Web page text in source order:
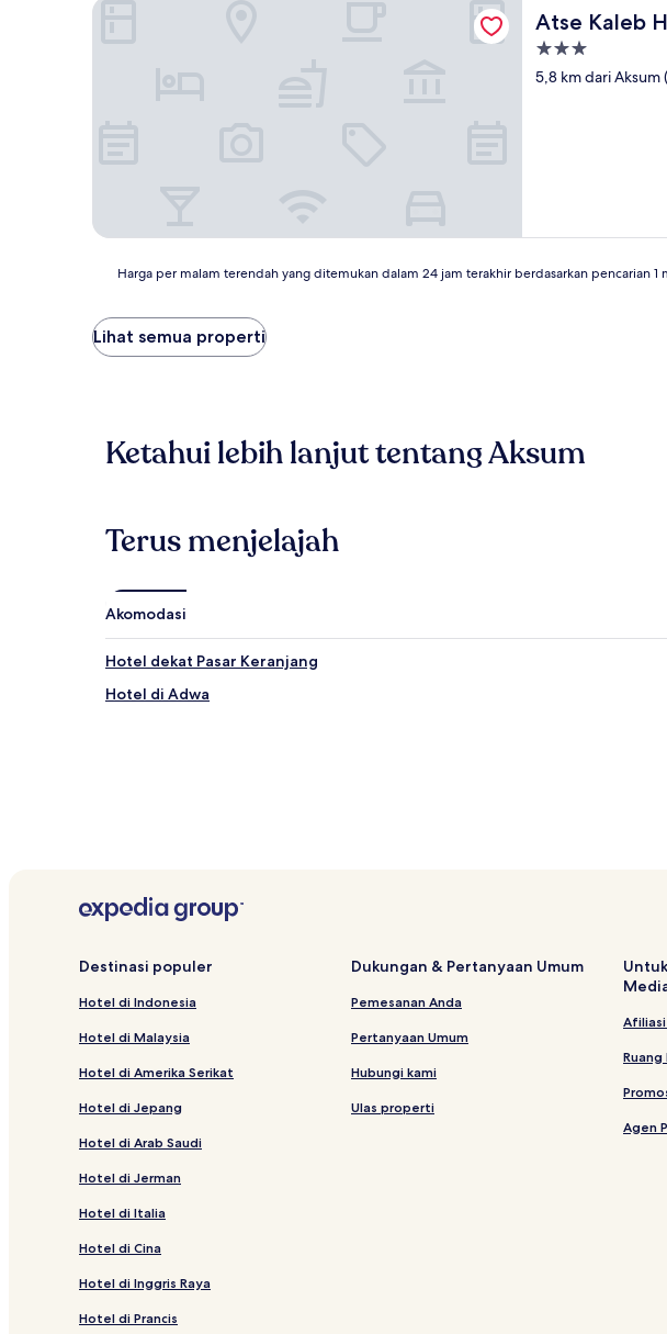
Atse Kaleb
Atse Kaleb Hotel
Properti
bintang
5,8 km dari Aksum
Atse Kaleb Hotel
Harga
terendah
yang
terakhir
malam
untuk
tamu
dewasa.
ketersediaan
dapat
berubah
Harga per malam terendah yang ditemukan dalam 24 jam terakhir berdasarkan pencarian
Lihat semua properti
Ketahui lebih lanjut tentang Aksum
Terus menjelajah
Akomodasi
Hotel dekat Pasar Keranjang
Hotel di Adwa
Destinasi populer
Hotel di Indonesia
Hotel di Malaysia
Hotel di Amerika Serikat
Hotel di Jepang
Hotel di Arab Saudi
Hotel di Jerman
Hotel di Italia
Hotel di Cina
Hotel di Inggris Raya
Hotel di Prancis
Dukungan & Pertanyaan Umum
Pemesanan Anda
Pertanyaan Umum
Hubungi kami
Ulas properti
Agen